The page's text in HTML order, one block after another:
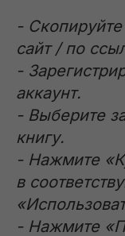
-
сайт / по
-
аккаунт.
- Выберите
книгу.
- Нажмите
в
- Нажмите